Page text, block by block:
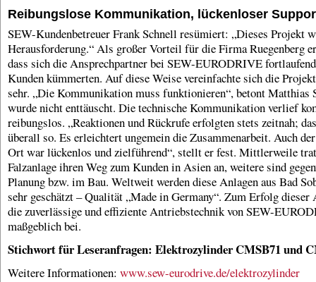
Reibungslose Kommunikation, lückenloser
SEW-Kundenbetreuer Frank Schnell resümiert: „Dieses Projekt
Herausforderung.“ Als großer Vorteil für die Firma Ruegenberg
dass sich die Ansprechpartner bei SEW-EURODRIVE
Kunden kümmerten. Auf diese Weise vereinfachte sich die
sehr. „Die Kommunikation muss funktionieren“, betont Matthias
wurde nicht enttäuscht. Die technische Kommunikation verlief
reibungslos. „Reaktionen und Rückrufe erfolgten stets zeitnah;
überall so. Es erleichtert ungemein die Zusammenarbeit. Auch
Ort war lückenlos und zielführend“, stellt er fest. Mittlerweile
Falzanlage ihren Weg zum Kunden in Asien an, weitere sind
Planung bzw. im Bau. Weltweit werden diese Anlagen aus Bad
sehr geschätzt – Qualität „Made in Germany“. Zum Erfolg dieser
die zuverlässige und effiziente Antriebstechnik von SEW-
maßgeblich bei.
Stichwort für Leseranfragen: Elektrozylinder CMSB71 und
Weitere Informationen: www.sew-eurodrive.de/elektrozylinder